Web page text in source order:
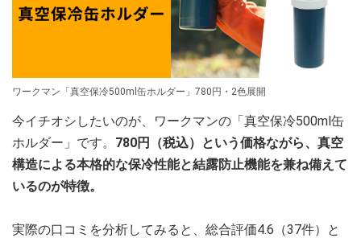
ワークマン「真空保冷500ml缶ホルダー」780円・2色展開
今イチオシしたいのが、ワークマンの「真空保冷500ml缶
ホルダー」です。 780円（税込）という価格ながら、真空
構造による本格的な保冷性能と結露防止機能を兼ね備えて
いるのが特徴。
実際の口コミを分析してみると、総合評価4.6（37件）と